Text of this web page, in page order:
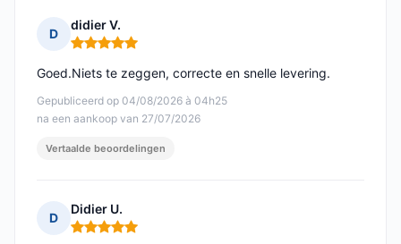
D
didier V.
Opmerking: 5 van 5
Gepubliceerd op 04/08/2026 à 04h25
na een aankoop van 27/07/2026
Goed.Niets te zeggen, correcte en snelle levering.
Vertaalde beoordelingen
D
Didier U.
Opmerking: 5 van 5